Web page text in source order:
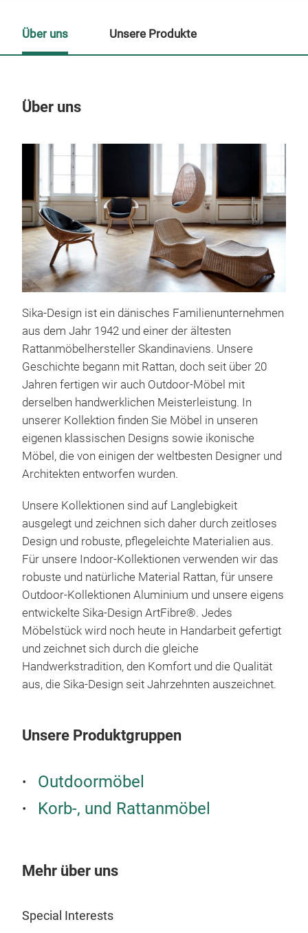
Über uns
Sika-Design ist ein dänisches Familienunternehmen
aus dem Jahr 1942 und einer der ältesten
Rattanmöbelhersteller Skandinaviens. Unsere
Geschichte begann mit Rattan, doch seit über 20
Jahren fertigen wir auch Outdoor-Möbel mit
derselben handwerklichen Meisterleistung. In
unserer Kollektion finden Sie Möbel in unseren
eigenen klassischen Designs sowie ikonische
Möbel, die von einigen der weltbesten Designer und
Architekten entworfen wurden.
Unsere Kollektionen sind auf Langlebigkeit
ausgelegt und zeichnen sich daher durch zeitloses
Design und robuste, pflegeleichte Materialien aus.
Für unsere Indoor-Kollektionen verwenden wir das
robuste und natürliche Material Rattan, für unsere
Outdoor-Kollektionen Aluminium und unsere eigens
entwickelte Sika-Design ArtFibre®. Jedes
Möbelstück wird noch heute in Handarbeit gefertigt
und zeichnet sich durch die gleiche
Handwerkstradition, den Komfort und die Qualität
aus, die Sika-Design seit Jahrzehnten auszeichnet.
Unsere Produktgruppen
Outdoormöbel
Korb-, und Rattanmöbel
Mehr über uns
Special Interests
Über uns Unsere Produkte